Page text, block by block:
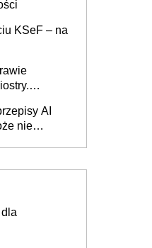
KSeF – na
będzie
AI
nie